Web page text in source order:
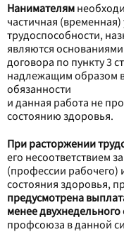
Нанимателям
частичная
трудоспособности,
являются
договора по пункту 3
надлежащим образом
обязанности
и данная работа не
состоянию здоровья.
При расторжении
его несоответствием
(профессии рабочего)
состояния здоровья,
предусмотрена
менее двухнедельного
профсоюза в данной